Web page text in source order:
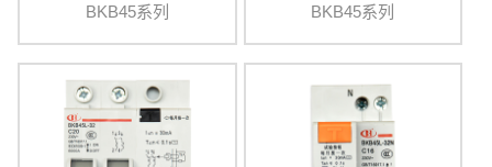
BKB45系列 BKB45系列